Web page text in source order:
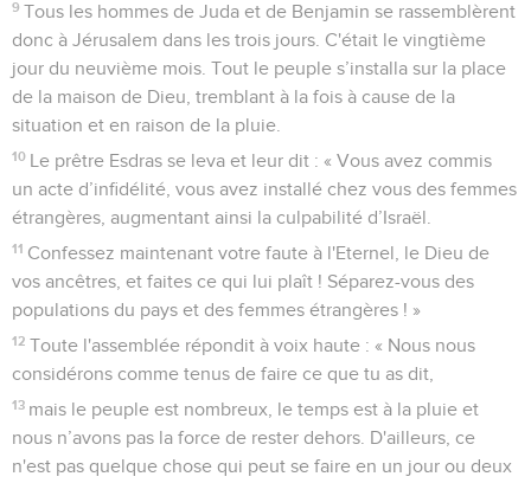
9 Tous les hommes de Juda et de Benjamin se rassemblèrent
donc à Jérusalem dans les trois jours. C'était le vingtième
jour du neuvième mois. Tout le peuple s’installa sur la place
de la maison de Dieu, tremblant à la fois à cause de la
situation et en raison de la pluie.
10 Le prêtre Esdras se leva et leur dit : « Vous avez commis
un acte d’infidélité, vous avez installé chez vous des femmes
étrangères, augmentant ainsi la culpabilité d’Israël.
11 Confessez maintenant votre faute à l'Eternel, le Dieu de
vos ancêtres, et faites ce qui lui plaît ! Séparez-vous des
populations du pays et des femmes étrangères ! »
12 Toute l'assemblée répondit à voix haute : « Nous nous
considérons comme tenus de faire ce que tu as dit,
13 mais le peuple est nombreux, le temps est à la pluie et
nous n’avons pas la force de rester dehors. D'ailleurs, ce
n'est pas quelque chose qui peut se faire en un jour ou deux